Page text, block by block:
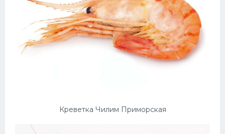
Креветка Чилим Приморская